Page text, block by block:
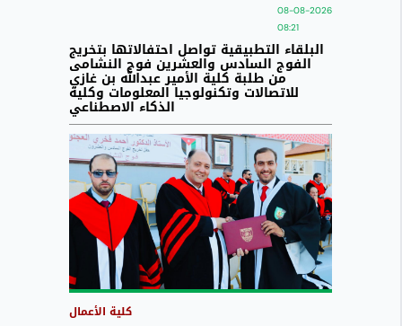
08-08-2026
08:21
البلقاء التطبيقية تواصل احتفالاتها بتخريج
الفوج السادس والعشرين فوج النشامى
من طلبة كلية الأمير عبدالله بن غازي
للاتصالات وتكنولوجيا المعلومات وكلية
الذكاء الاصطناعي
كلية الأعمال